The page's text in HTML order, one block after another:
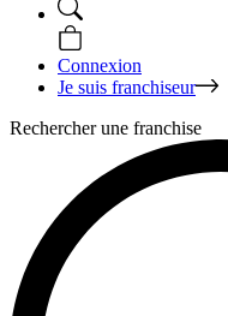
Connexion
Je suis franchiseur
Rechercher une franchise